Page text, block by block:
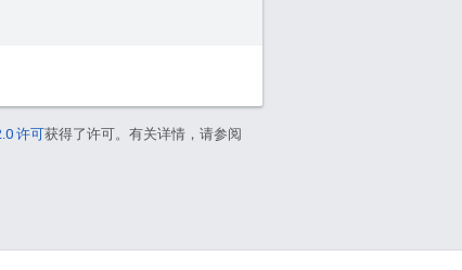
许可获得了许可。有关详情，请参阅